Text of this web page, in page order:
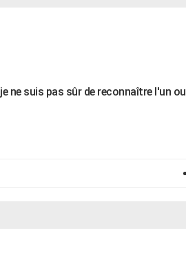
ne suis pas sûr de reconnaître l'un ou